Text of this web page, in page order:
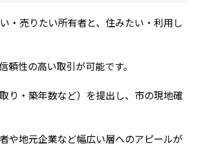
・売りたい所有者と、住みたい・利用し
性の高い取引が可能です。
り・築年数など）を提出し、市の現地確
や地元企業など幅広い層へのアピールが